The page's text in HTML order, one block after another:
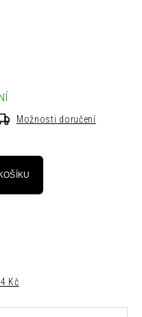
Možnosti doručení
Kč